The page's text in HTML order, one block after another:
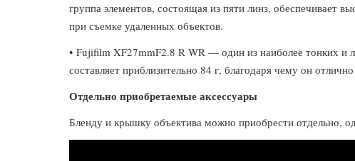
группа элементов, состоящая из пяти линз, обеспечивает
при съемке удаленных объектов.
• Fujifilm XF27mmF2.8 R WR — один из наиболее тонких и
составляет приблизительно 84 г, благодаря чему он
Отдельно приобретаемые аксессуары
Бленду и крышку объектива можно приобрести отдельно,